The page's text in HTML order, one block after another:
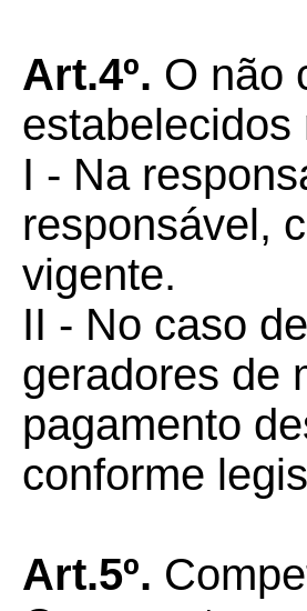
Art.4º. O não
I - Na
responsável,
vigente.
II - No caso
geradores de
pagamento
conforme
Art.5º.